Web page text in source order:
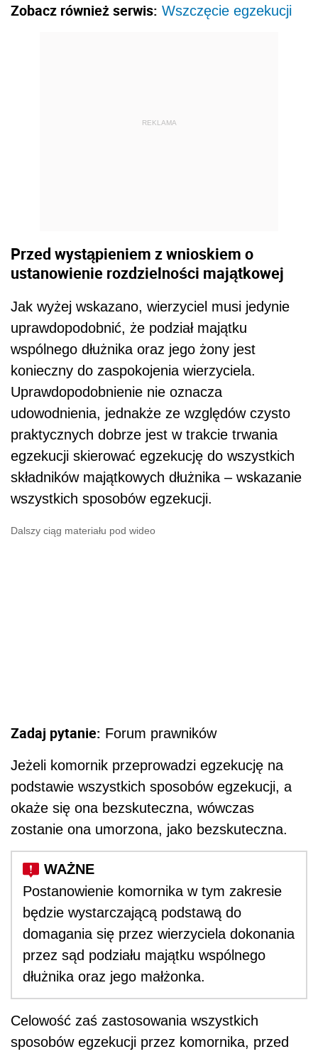
Zobacz również serwis: Wszczęcie egzekucji
REKLAMA
Przed wystąpieniem z wnioskiem o
ustanowienie rozdzielności majątkowej
Jak wyżej wskazano, wierzyciel musi jedynie
uprawdopodobnić, że podział majątku
wspólnego dłużnika oraz jego żony jest
konieczny do zaspokojenia wierzyciela.
Uprawdopodobnienie nie oznacza
udowodnienia, jednakże ze względów czysto
praktycznych dobrze jest w trakcie trwania
egzekucji skierować egzekucję do wszystkich
składników majątkowych dłużnika – wskazanie
wszystkich sposobów egzekucji.
Dalszy ciąg materiału pod wideo
Zadaj pytanie: Forum prawników
Jeżeli komornik przeprowadzi egzekucję na
podstawie wszystkich sposobów egzekucji, a
okaże się ona bezskuteczna, wówczas
zostanie ona umorzona, jako bezskuteczna.
Postanowienie komornika w tym zakresie
będzie wystarczającą podstawą do
domagania się przez wierzyciela dokonania
przez sąd podziału majątku wspólnego
dłużnika oraz jego małżonka.
Celowość zaś zastosowania wszystkich
sposobów egzekucji przez komornika, przed